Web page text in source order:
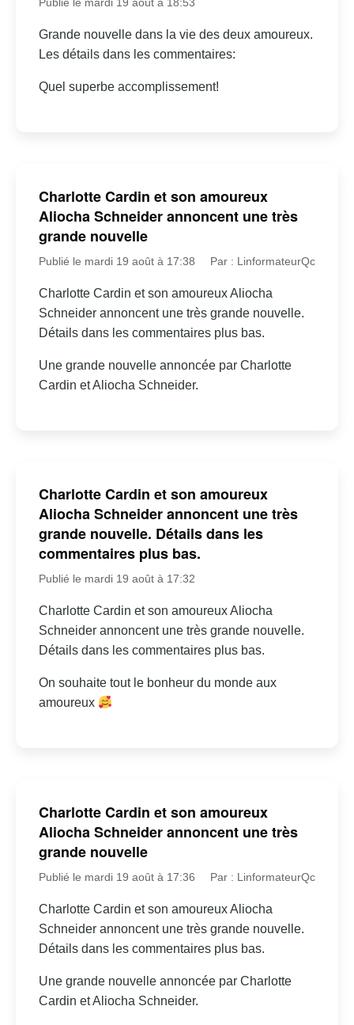
Publié le mardi 19 août à 18:53
Grande nouvelle dans la vie des deux amoureux.
Les détails dans les commentaires:
Quel superbe accomplissement!
Charlotte Cardin et son amoureux
Aliocha Schneider annoncent une très
grande nouvelle
Publié le mardi 19 août à 17:38 Par : LinformateurQc
Charlotte Cardin et son amoureux Aliocha
Schneider annoncent une très grande nouvelle.
Détails dans les commentaires plus bas.
Une grande nouvelle annoncée par Charlotte
Cardin et Aliocha Schneider.
Charlotte Cardin et son amoureux
Aliocha Schneider annoncent une très
grande nouvelle. Détails dans les
commentaires plus bas.
Publié le mardi 19 août à 17:32
Charlotte Cardin et son amoureux Aliocha
Schneider annoncent une très grande nouvelle.
Détails dans les commentaires plus bas.
On souhaite tout le bonheur du monde aux
amoureux
Charlotte Cardin et son amoureux
Aliocha Schneider annoncent une très
grande nouvelle
Publié le mardi 19 août à 17:36 Par : LinformateurQc
Charlotte Cardin et son amoureux Aliocha
Schneider annoncent une très grande nouvelle.
Détails dans les commentaires plus bas.
Une grande nouvelle annoncée par Charlotte
Cardin et Aliocha Schneider.